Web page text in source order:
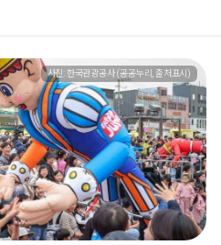
사진: 한국관광공사 (공공누리, 출처표시)